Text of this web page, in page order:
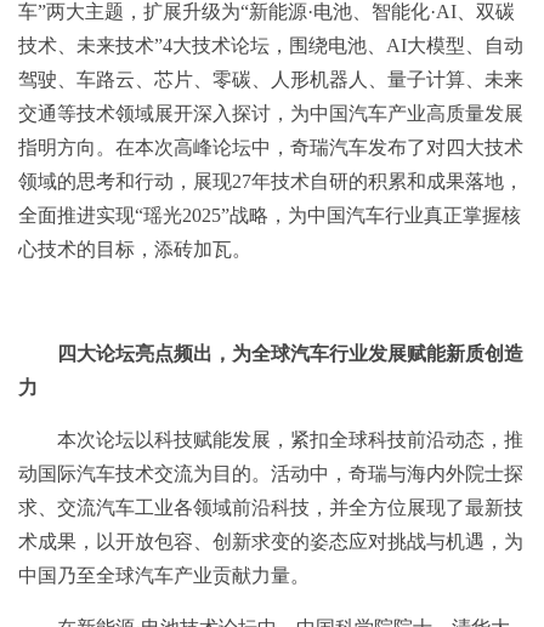
车”两大主题，扩展升级为“新能源·电池、智能化·AI、双碳
技术、未来技术”4大技术论坛，围绕电池、AI大模型、自动
驾驶、车路云、芯片、零碳、人形机器人、量子计算、未来
交通等技术领域展开深入探讨，为中国汽车产业高质量发展
指明方向。在本次高峰论坛中，奇瑞汽车发布了对四大技术
领域的思考和行动，展现27年技术自研的积累和成果落地，
全面推进实现“瑶光2025”战略，为中国汽车行业真正掌握核
心技术的目标，添砖加瓦。
四大论坛亮点频出，为全球汽车行业发展赋能新质创造
力
本次论坛以科技赋能发展，紧扣全球科技前沿动态，推
动国际汽车技术交流为目的。活动中，奇瑞与海内外院士探
求、交流汽车工业各领域前沿科技，并全方位展现了最新技
术成果，以开放包容、创新求变的姿态应对挑战与机遇，为
中国乃至全球汽车产业贡献力量。